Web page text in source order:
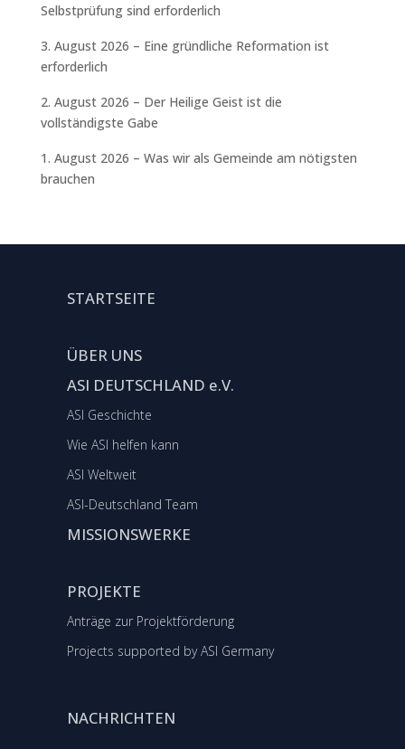
Selbstprüfung sind erforderlich
3. August 2026 – Eine gründliche Reformation ist
erforderlich
2. August 2026 – Der Heilige Geist ist die
vollständigste Gabe
1. August 2026 – Was wir als Gemeinde am nötigsten
brauchen
STARTSEITE
ÜBER UNS
ASI DEUTSCHLAND e.V.
ASI Geschichte
Wie ASI helfen kann
ASI Weltweit
ASI-Deutschland Team
MISSIONSWERKE
PROJEKTE
Anträge zur Projektförderung
Projects supported by ASI Germany
NACHRICHTEN